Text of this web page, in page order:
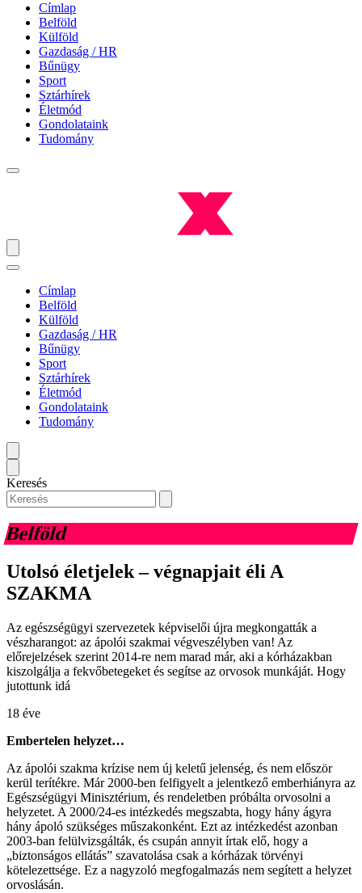
Címlap
Belföld
Külföld
Gazdaság / HR
Bűnügy
Sport
Sztárhírek
Életmód
Gondolataink
Tudomány
Címlap
Belföld
Külföld
Gazdaság / HR
Bűnügy
Sport
Sztárhírek
Életmód
Gondolataink
Tudomány
Keresés
Belföld
Utolsó életjelek – végnapjait éli A
SZAKMA
Az egészségügyi szervezetek képviselői újra megkongatták a
vészharangot: az ápolói szakmai végveszélyben van! Az
előrejelzések szerint 2014-re nem marad már, aki a kórházakban
kiszolgálja a fekvőbetegeket és segítse az orvosok munkáját. Hogy
jutottunk idá
18 éve
Embertelen helyzet…
Az ápolói szakma krízise nem új keletű jelenség, és nem először
kerül terítékre. Már 2000-ben felfigyelt a jelentkező emberhiányra az
Egészségügyi Minisztérium, és rendeletben próbálta orvosolni a
helyzetet. A 2000/24-es intézkedés megszabta, hogy hány ágyra
hány ápoló szükséges műszakonként. Ezt az intézkedést azonban
2003-ban felülvizsgálták, és csupán annyit írtak elő, hogy a
„biztonságos ellátás” szavatolása csak a kórházak törvényi
kötelezettsége. Ez a nagyzoló megfogalmazás nem segített a helyzet
orvoslásán.